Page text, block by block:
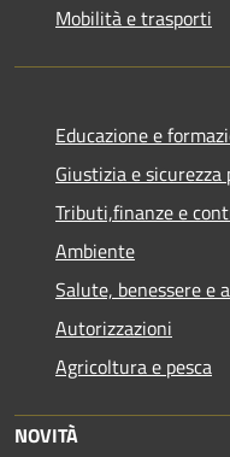
Mobilità e trasporti
Educazione e
Giustizia e sicurezza
Tributi,finanze e
Ambiente
Salute, benessere e
Autorizzazioni
Agricoltura e pesca
NOVITÀ